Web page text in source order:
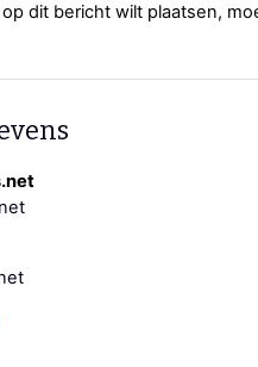
dit bericht wilt plaatsen,